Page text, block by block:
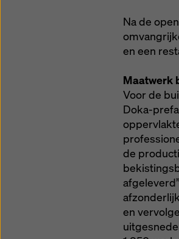
Na de
en een
Maatwerk
Voor de
Doka-
de
en